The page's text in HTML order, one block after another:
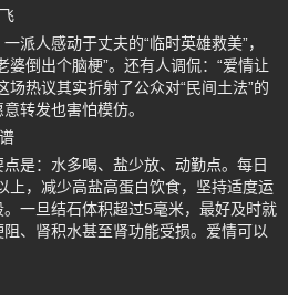
派人感动于丈夫的“临时英雄救美”，
婆倒出个脑梗”。还有人调侃：“爱情让
场热议其实折射了公众对“民间土法”的
转发也害怕模仿。
是：水多喝、盐少放、动勤点。每日
上，减少高盐高蛋白饮食，坚持适度运
一旦结石体积超过5毫米，最好及时就
、肾积水甚至肾功能受损。爱情可以